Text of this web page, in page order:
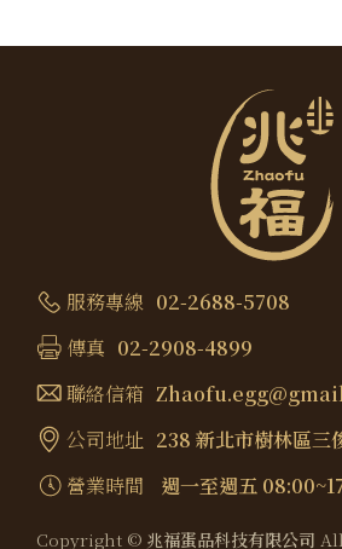
服務專線 02-2688-5708
傳真 02-2908-4899
聯絡信箱
公司地址 238 新北市樹林區三
營業時間
週一至週五
Copyright © 兆福蛋品科技有限公司